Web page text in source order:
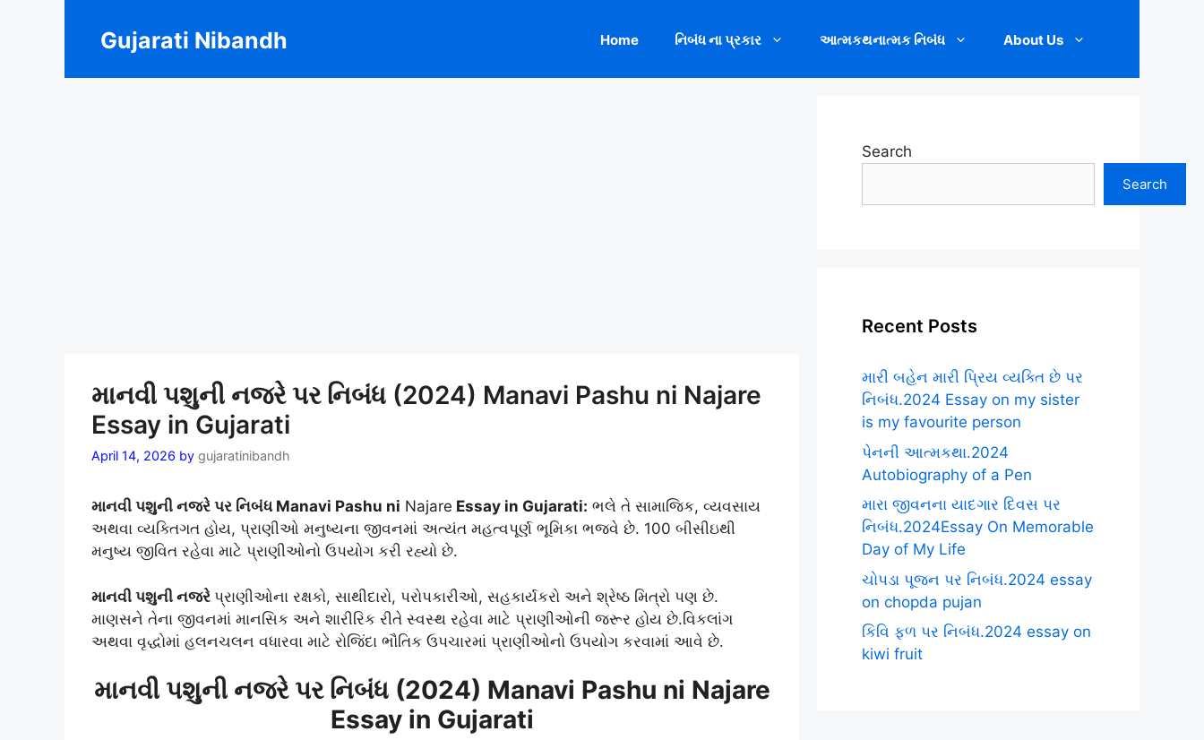
Gujarati Nibandh Home નિબંધ ના પ્રકાર આત્મકથનાત્મક નિબંધ About Us
માનવી પશુની નજરે પર નિબંધ (2024) Manavi Pashu ni Najare
Essay in Gujarati
April 14, 2026 by gujaratinibandh
માનવી પશુની નજરે પર નિબંધ Manavi Pashu ni Najare Essay in Gujarati: ભલે તે સામાજિક, વ્યવસાય
અથવા વ્યક્તિગત હોય, પ્રાણીઓ મનુષ્યના જીવનમાં અત્યંત મહત્વપૂર્ણ ભૂમિકા ભજવે છે. 100 બીસીઇથી
મનુષ્ય જીવિત રહેવા માટે પ્રાણીઓનો ઉપયોગ કરી રહ્યો છે.
માનવી પશુની નજરે પ્રાણીઓના રક્ષકો, સાથીદારો, પરોપકારીઓ, સહકાર્યકરો અને શ્રેષ્ઠ મિત્રો પણ છે.
માણસને તેના જીવનમાં માનસિક અને શારીરિક રીતે સ્વસ્થ રહેવા માટે પ્રાણીઓની જરૂર હોય છે.વિકલાંગ
અથવા વૃદ્ધોમાં હલનચલન વધારવા માટે રોજિંદા ભૌતિક ઉપચારમાં પ્રાણીઓનો ઉપયોગ કરવામાં આવે છે.
માનવી પશુની નજરે પર નિબંધ (2024) Manavi Pashu ni Najare
Essay in Gujarati
Search
Search
Recent Posts
મારી બહેન મારી પ્રિય વ્યક્તિ છે પર
નિબંધ.2024 Essay on my sister
is my favourite person
પેનની આત્મકથા.2024
Autobiography of a Pen
મારા જીવનના યાદગાર દિવસ પર
નિબંધ.2024Essay On Memorable
Day of My Life
ચોપડા પૂજન પર નિબંધ.2024 essay
on chopda pujan
કિવિ ફળ પર નિબંધ.2024 essay on
kiwi fruit